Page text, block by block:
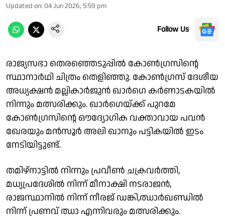
Updated on: 04 Jun 2026, 5:59 pm
Follow Us
രാജ്യസഭാ തെരഞ്ഞെടുപ്പിൽ കോൺഗ്രസിൻ്റെ
സ്ഥാനാർഥി ചിത്രം തെളിഞ്ഞു. കോൺഗ്രസ് ദേശീയ
അധ്യക്ഷൻ മല്ലികാർജുൻ ഖാർഗെ കർണാടകയിൽ
നിന്നും മത്സരിക്കും. ഖാർഗെയ്ക്ക് പുറമേ
കോൺഗ്രസിൻ്റെ ഔദ്യോഗിക വക്താവായ പവൻ
ഖേരയും മൻസൂർ അലി ഖാനും പട്ടികയിൽ ഇടം
നേടിയിട്ടുണ്ട്.
തമിഴ്നാട്ടിൽ നിന്നും പ്രവീൺ ചക്രവർത്തി,
മധ്യപ്രദേശിൽ നിന്ന് മീനാക്ഷി നടരാജൻ,
രാജസ്ഥാനിൽ നിന്ന് നീരജ് ഡങ്കി,ഝാർഖണ്ഡിൽ
നിന്ന് പ്രണവ് ഝാ എന്നിവരും മത്സരിക്കും.